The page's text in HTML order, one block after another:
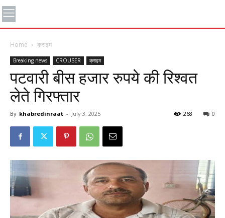
Home क्राइम
Breaking news CROUSER क्राइम
पटवारी बीस हजार रुपये की रिश्वत
लेते गिरफ्तार
By khabredinraat - July 3, 2025 0
268